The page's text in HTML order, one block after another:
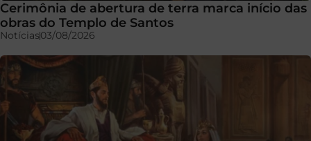
Cerimônia de abertura de terra marca início das
obras do Templo de Santos
Notícias03/08/2026